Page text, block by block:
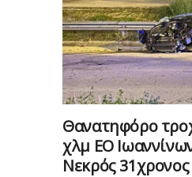
Θανατηφόρο
χλμ ΕΟ
Νεκρός 31χρονος